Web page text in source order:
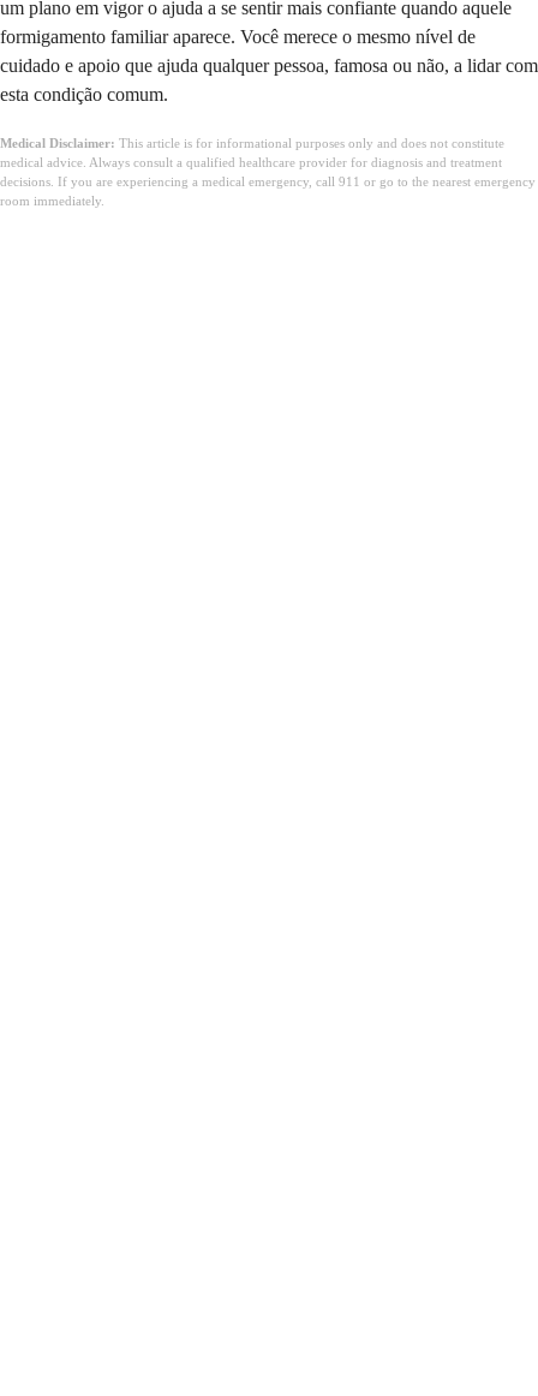
um plano em vigor o ajuda a se sentir mais confiante quando aquele
formigamento familiar aparece. Você merece o mesmo nível de
cuidado e apoio que ajuda qualquer pessoa, famosa ou não, a lidar com
esta condição comum.
Medical Disclaimer: This article is for informational purposes only and does not constitute
medical advice. Always consult a qualified healthcare provider for diagnosis and treatment
decisions. If you are experiencing a medical emergency, call 911 or go to the nearest emergency
room immediately.